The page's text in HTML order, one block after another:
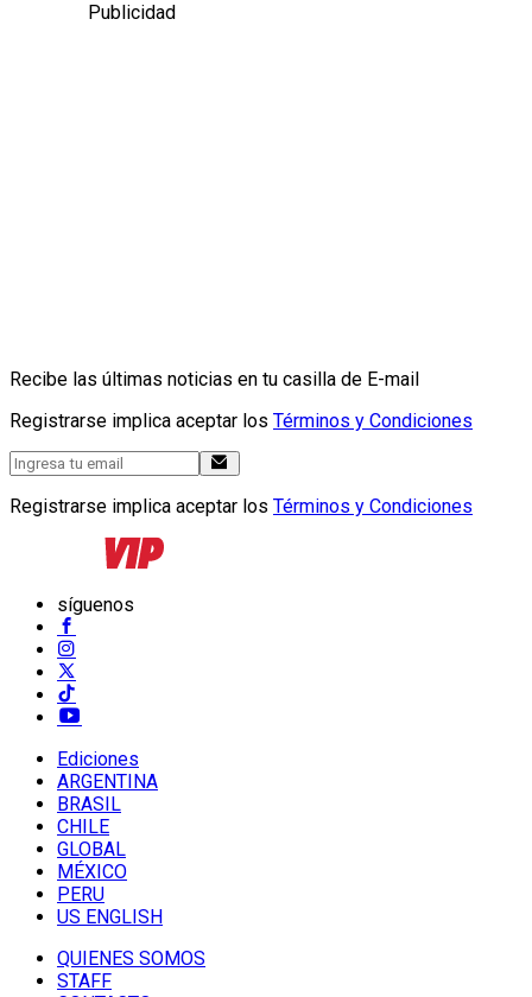
Publicidad
Recibe las últimas noticias en tu casilla de E-mail
Registrarse implica aceptar los Términos y Condiciones
Registrarse implica aceptar los Términos y Condiciones
síguenos
Ediciones
ARGENTINA
BRASIL
CHILE
GLOBAL
MÉXICO
PERU
US ENGLISH
QUIENES SOMOS
STAFF